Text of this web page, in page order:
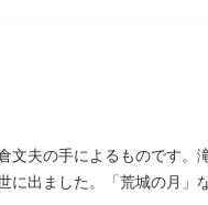
夫の手によるものです。
出ました。「荒城の月」